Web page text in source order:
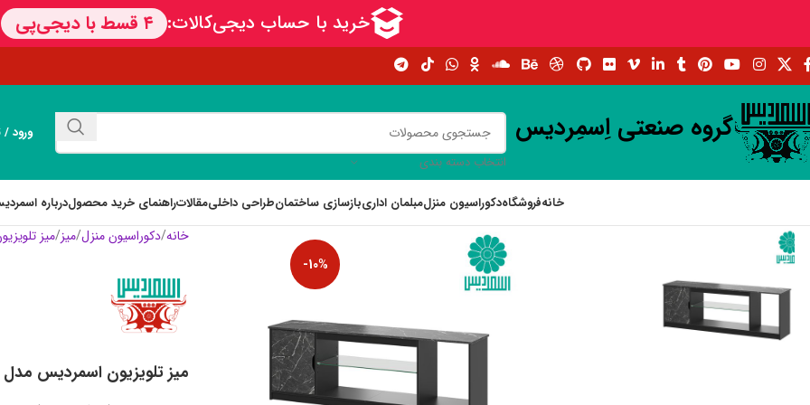
گروه صنعتی اِسمِردیس
انتخاب دسته بندی
ورود
خانهفروشگاهدکوراسیون منزلمبلمان اداریبازسازی ساختمانطراحی داخلیمقالاتراهنمای خرید محصولدرباره
-10%
خانه دکوراسیون منزل میز میز
میز تلویزیون اسمردیس مدل TV130